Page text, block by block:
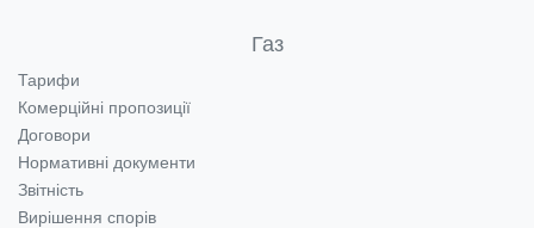
Газ
Тарифи
Комерційні пропозиції
Договори
Нормативні документи
Звітність
Вирішення спорів